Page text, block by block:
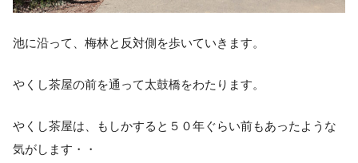
池に沿って、梅林と反対側を歩いていきます。
やくし茶屋の前を通って太鼓橋をわたります。
やくし茶屋は、もしかすると５０年ぐらい前もあったような
気がします・・